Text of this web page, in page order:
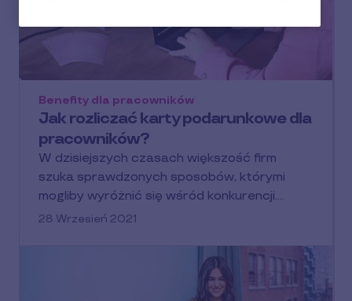
Jak rozliczać karty podarunkowe dla
pracowników?
Benefity dla pracowników
W dzisiejszych czasach większość firm
szuka sprawdzonych sposobów, którymi
mogliby wyróżnić się wśród konkurencji.…
28 Wrzesień 2021